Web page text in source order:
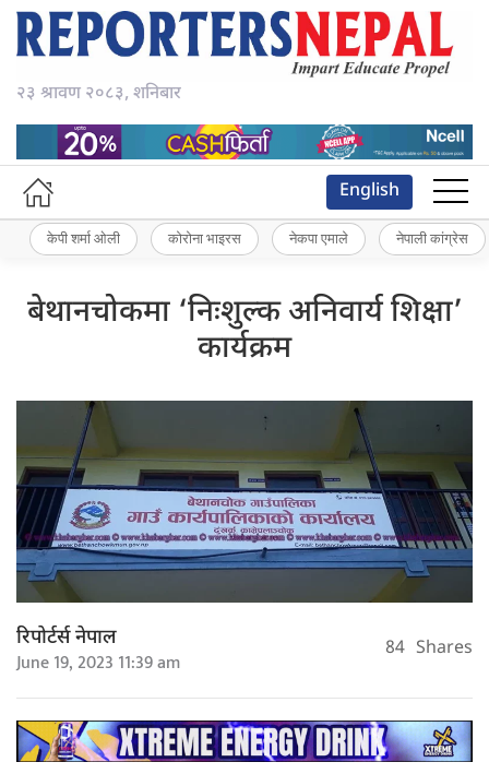
२३ श्रावण २०८३, शनिबार
English
केपी शर्मा ओली कोरोना भाइरस नेकपा एमाले नेपाली कांग्रेस
बेथानचोकमा ‘निःशुल्क अनिवार्य शिक्षा’
कार्यक्रम
रिपोर्टर्स नेपाल
June 19, 2023 11:39 am 84 Shares